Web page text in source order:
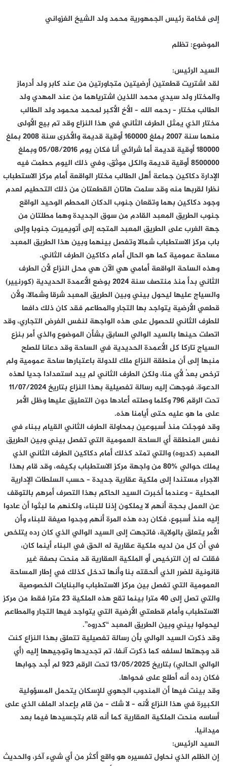
إلى فخامة رئيس الجمهورية محمد ولد الشيخ الغزواني
الموضوع: تظلم
السيد الرئيس:
لقد اشتريت قطعتين أرضيتين متجاورتين من عند كابر ولد أدرماز
والمختار ولد سيدي محمد اللذين اشترياهما من عند المهدي ولد
الطالب مختار – رحمه الله – الأخ الأكبر لمحمد محمود ولد الطالب
مختار الذي يمثل الطرف الثاني في هذا النزاع وقد تم بيع الأولى
منهما سنة 2007 بملغ 160000 أوقية قديمة والأخرى سنة 2008 بملغ
180000 أوقية قديمة أما شرائي أنا فكان يوم 05/08/2016 وبملغ
8500000 أوقية قديمة والكل موثق، وفي ذلك اليوم حطمت فيه
الإدارة دكاكين جماعة أهل الطالب مختار الواقعة أمام مركز الاستطباب
نظرا لقربها منه وقد سلمت هاتان القطعتان من ذلك التحطيم لعدم
وجود دكاكين بهما وتقعان جنوب الدكان المحطم الوحيد الواقع
جنوب الطريق المعبد القادم من سوق الجديدة وهما مطلتان من
جهة الغرب على الطريق المعبد المتجه إلى أتويميرت جنوبا وإلى
باب مركز الاستطباب شمالا وتفصل بينهما وبين هذا الطريق المعبد
مساحة عمومية كما هو الحال أمام دكاكين الطرف الثاني.
وهذه الساحة الواقعة أمامي هي الآن هي محل النزاع لأن الطرف
الثاني بدأ منذ منتصف سنة 2024 بوضع الأعمدة الحديدية (كورنيير)
والسياج عليها ليحول بيني وبين الطريق المعبد شرقا وشمالا، ولأن
قطعي الأرضية يتواجد بها التجار والمطاعم فقد كان ذلك دافعا
للطرف الثاني للحصول على هذه الواجهة لنفس الغرض التجاري، وقد
اتصلت حينها بالسيد الوالي السابق بشأن الموضوع والذي أمر بنزع
السياج تاركا كل الأعمدة الحديدية في الساحة وقد دعانا للصلح
منبها إلى أن منطقة النزاع ملك للدولة باعتبارها ساحة عمومية ولم
ترخص بعدُ لأي منا، ولكن الطرف الثاني لم يبد استعدادا جديا لهذه
الدعوة، فوجهت إليه رسالة تفصيلية بهذا النزاع بتاريخ 11/07/2024
تحت الرقم 796 وكلما وصلته أعادها دون التعليق عليها وظل الأمر
على ما هو عليه حتى أيامنا هذه.
وقد فوجئت منذ أسبوعين بمحاولة الطرف الثاني القيام ببناء في
نفس المنطقة أي الساحة العمومية التي تفصل بيني وبين الطريق
المعبد (كدروه) والتي تمتد كذلك أمام دكاكين الطرف الثاني الذي
يملك حوالي %80 من واجهة مركز الاستطباب بكيفه، وقد قام بهذا
الاجراء مستندا إلى ملكية عقارية جديدة – حسب السلطات الإدارية
المحلية – وعندما أخبرت السيد الحاكم بهذا التصرف أمرهم بالتوقف
عن العمل بحجة أنهم لا يملكون إذنا للبناء، ولكنهم ما لبثوا أن عادوا
إليه منذ أسبوع، فكان رده هذه المرة أنهم وجدوا صيغة للبناء وأن
الأمر يتعلق بالولاية، فاتجهت إلى السيد الوالي الذي كان رده يتلخص
في أن كل من لديه ملكية عقارية له الحق في البناء أينما كان،
فقلت له إن الترخيص أو الملكية العقارية قد منحت بصفة غير
قانونية للضرر الذي ألحقته بنا وأنها تدخل كذلك في إطار المساحة
العمومية التي تفصل بين مركز الاستطباب والبنايات الخصوصية
والتي تصل إلى 40 مترا بينما تقع هذه الملكية 23 مترا فقط من مركز
الاستطباب وأمام قطعتي الأرضية التي يتواجد فيها التجار والمطاعم
ليحولوا بيني وبين الطريق المعبد “كدروه”.
وقد ذكرت السيد الوالي بأن رسالة تفصيلية تتعلق بهذا النزاع كنت
قد وجهتها لسلفه كما ذكرت آنفا، تم تجديدها وتوجيهها إليه (أي
الوالي الحالي) بتاريخ 13/05/2025 تحت الرقم 923 لم أجد جوابها
فكان رده أنه أطلع على فحواها.
وقد بينت فيها أن المندوب الجهوي للإسكان يتحمل المسؤولية
الكبيرة في هذا النزاع لأنه – لا شك – من قام بإعداد الملف الذي على
أساسه منحت الملكية العقارية كما أنه قام بتجسيدها فيما بعد
ميدانيا.
السيد الرئيس:
إن الظلم الذي نحاول تفسيره هو واقع أكثر من أي شيء آخر، والحديث